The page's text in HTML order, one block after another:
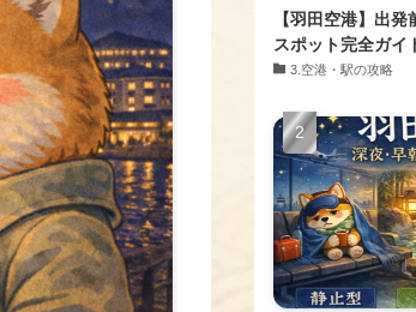
【羽田空港】出
スポット完全ガイ
​3.空港・駅の攻略